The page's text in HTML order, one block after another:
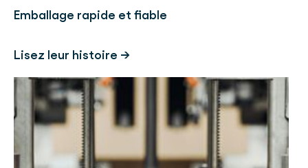
Emballage rapide et fiable
Lisez leur histoire →